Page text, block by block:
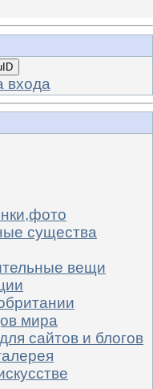
входа
существа
вещи
мира
сайтов и блогов